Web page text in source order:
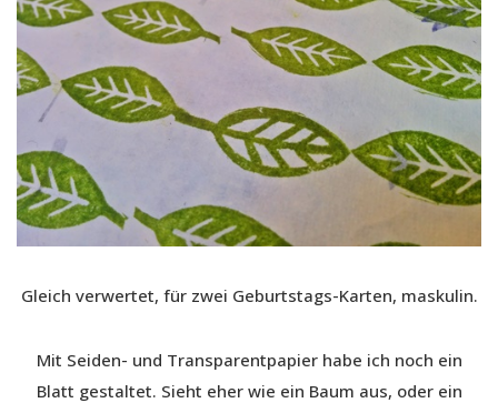
Gleich verwertet, für zwei Geburtstags-Karten, maskulin.
Mit Seiden- und Transparentpapier habe ich noch ein
Blatt gestaltet. Sieht eher wie ein Baum aus, oder ein